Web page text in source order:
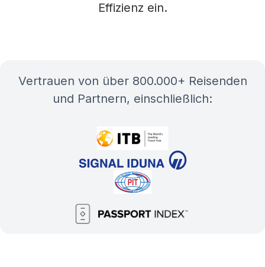
Effizienz ein.
Vertrauen von über 800.000+ Reisenden
und Partnern, einschließlich: